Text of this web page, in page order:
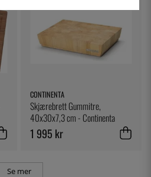
CONTINENTA
Skjærebrett Gummitre,
40x30x7,3 cm - Continenta
1 995 kr
Se mer